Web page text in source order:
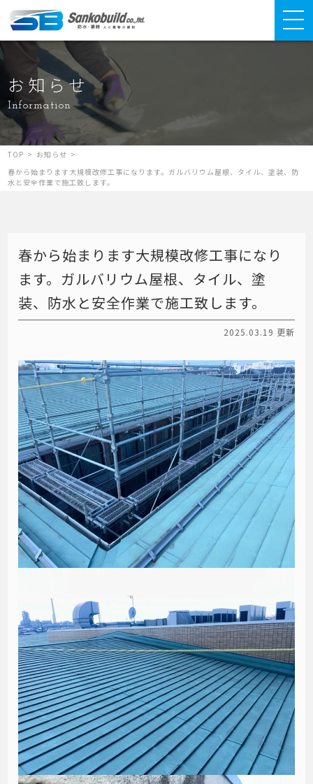
お知らせ
Information
TOP > お知らせ >
春から始まります大規模改修工事になります。ガルバリウム屋根、タイル、塗装、防
水と安全作業で施工致します。
春から始まります大規模改修工事になり
ます。ガルバリウム屋根、タイル、塗
装、防水と安全作業で施工致します。
2025.03.19 更新